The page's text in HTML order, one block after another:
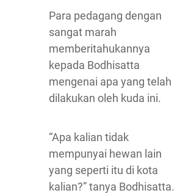
Para pedagang dengan
sangat marah
memberitahukannya
kepada Bodhisatta
mengenai apa yang telah
dilakukan oleh kuda ini.
“Apa kalian tidak
mempunyai hewan lain
yang seperti itu di kota
kalian?” tanya Bodhisatta.